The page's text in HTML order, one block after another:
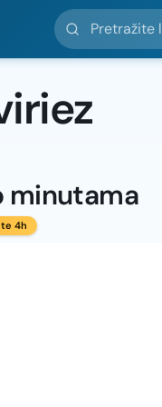
Pretražite lokacije
minutama
4h